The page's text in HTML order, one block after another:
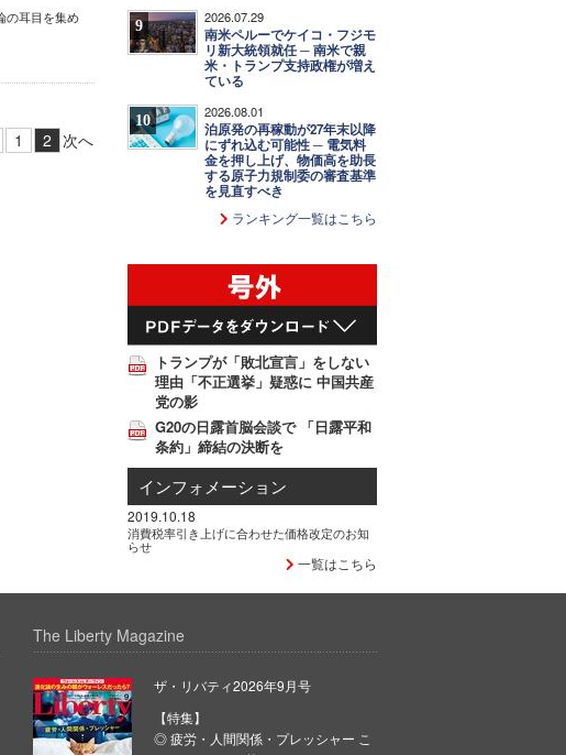
の耳目を集め
1 2 次へ
9 2026.07.29
南米ペルーでケイコ・フジモ
リ新大統領就任 ─ 南米で親
米・トランプ支持政権が増え
ている
10 2026.08.01
泊原発の再稼動が27年末以降
にずれ込む可能性 ─ 電気料
金を押し上げ、物価高を助長
する原子力規制委の審査基準
を見直すべき
ランキング一覧はこちら
トランプが「敗北宣言」をしない
理由「不正選挙」疑惑に 中国共産
党の影
G20の日露首脳会談で 「日露平和
条約」締結の決断を
インフォメーション
2019.10.18
消費税率引き上げに合わせた価格改定のお知
らせ
一覧はこちら
The Liberty Magazine
ザ・リバティ2026年9月号
【特集】
◎ 疲労・人間関係・プレッシャー こ